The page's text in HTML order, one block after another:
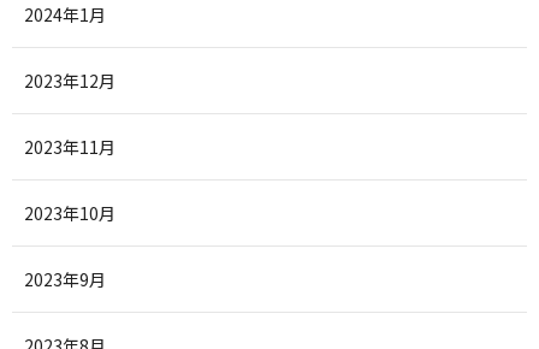
2024年1月
2023年12月
2023年11月
2023年10月
2023年9月